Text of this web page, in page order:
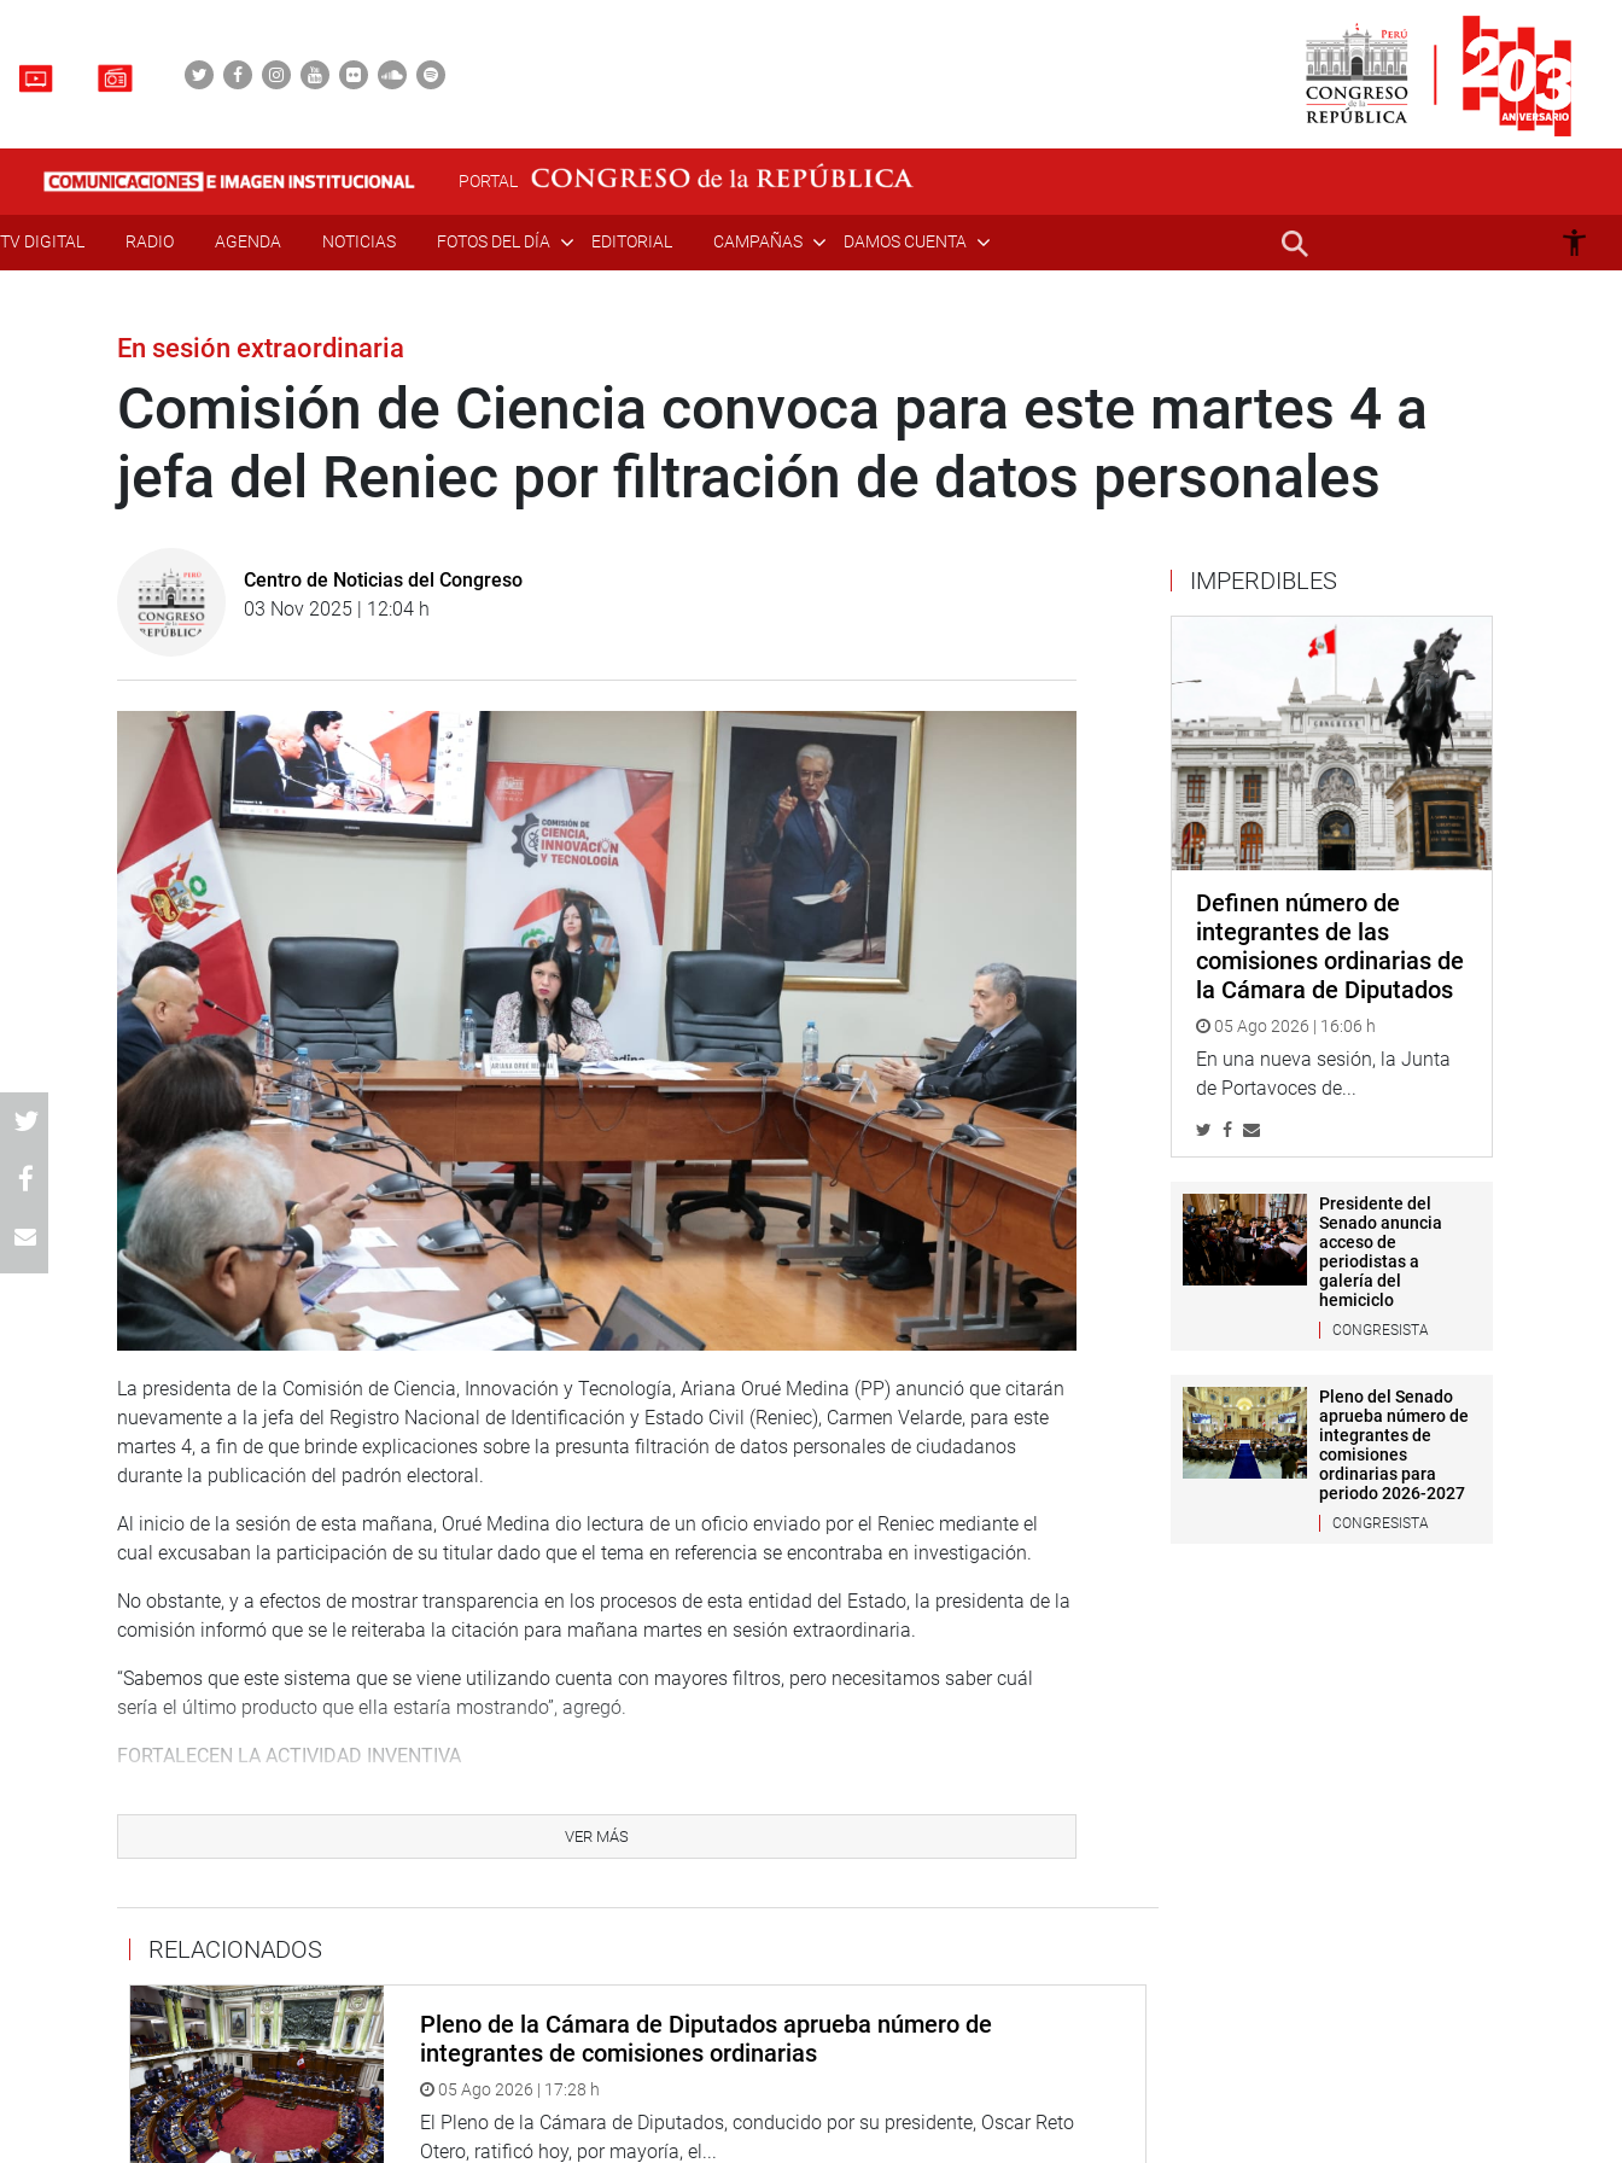
PORTAL
TV DIGITAL RADIO AGENDA NOTICIAS FOTOS DEL DÍA EDITORIAL CAMPAÑAS DAMOS CUENTA
En sesión extraordinaria
Comisión de Ciencia convoca para este martes 4 a
jefa del Reniec por filtración de datos personales
Centro de Noticias del Congreso
03 Nov 2025 | 12:04 h
La presidenta de la Comisión de Ciencia, Innovación y Tecnología, Ariana Orué Medina (PP) anunció que citarán
nuevamente a la jefa del Registro Nacional de Identificación y Estado Civil (Reniec), Carmen Velarde, para este
martes 4, a fin de que brinde explicaciones sobre la presunta filtración de datos personales de ciudadanos
durante la publicación del padrón electoral.
Al inicio de la sesión de esta mañana, Orué Medina dio lectura de un oficio enviado por el Reniec mediante el
cual excusaban la participación de su titular dado que el tema en referencia se encontraba en investigación.
No obstante, y a efectos de mostrar transparencia en los procesos de esta entidad del Estado, la presidenta de la
comisión informó que se le reiteraba la citación para mañana martes en sesión extraordinaria.
“Sabemos que este sistema que se viene utilizando cuenta con mayores filtros, pero necesitamos saber cuál
sería el último producto que ella estaría mostrando”, agregó.
FORTALECEN LA ACTIVIDAD INVENTIVA
propone declarar de interés nacional el fortalecimiento de la actividad inventiva en el país.
de los derechos que amparan a los potenciales inventores y la propiedad intelectual sobre sus creaciones.
Asimismo, fortalece las relaciones con el Estado para generar marcos colaborativos en beneficio de todos los
peruanos.
Además, podrá mejorar la posición del Perú en el índice global de innovación, lo que impactara positivamente en
indicadores económicos evaluados por inversionistas internacionales que verán en nuestro país un entorno
favorable para el desarrollo de la innovación y por ende un destino más rentable para sus operaciones.
OTROS PUNTOS DE AGENDA
VER MÁS
RELACIONADOS
Pleno de la Cámara de Diputados aprueba número de
integrantes de comisiones ordinarias
05 Ago 2026 | 17:28 h
El Pleno de la Cámara de Diputados, conducido por su presidente, Oscar Reto
Otero, ratificó hoy, por mayoría, el...
IMPERDIBLES
Definen número de
integrantes de las
comisiones ordinarias de
la Cámara de Diputados
05 Ago 2026 | 16:06 h
En una nueva sesión, la Junta
de Portavoces de...
Presidente del
Senado anuncia
acceso de
periodistas a
galería del
hemiciclo
CONGRESISTA
Pleno del Senado
aprueba número de
integrantes de
comisiones
ordinarias para
periodo 2026-2027
CONGRESISTA